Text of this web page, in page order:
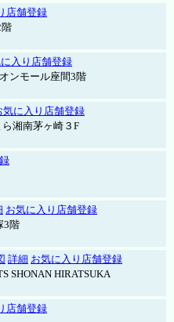
店舗登録
入り店舗登録
ンモール座間3階
気に入り店舗登録
湘南茅ヶ崎３F
お気に入り店舗登録
3階
詳細 お気に入り店舗登録
SHONAN HIRATSUKA
店舗登録